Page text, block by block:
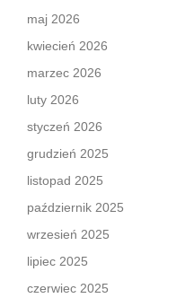
maj 2026
kwiecień 2026
marzec 2026
luty 2026
styczeń 2026
grudzień 2025
listopad 2025
październik 2025
wrzesień 2025
lipiec 2025
czerwiec 2025